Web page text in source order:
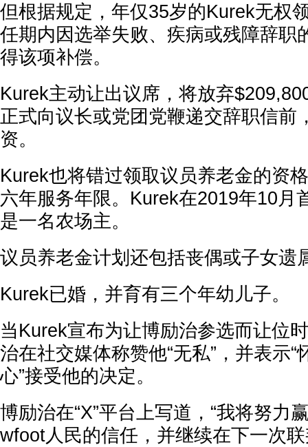
但根据规定，年仅35岁的Kurek无权
任期内因选举失败、疾病或残障辞职
得该项补偿。
Kurek主动让出议席，将放弃
正式向议长或党团党鞭递交辞职信前
资。
Kurek也将错过领取议员养老金的资
六年服务年限。Kurek在2019年10月
是一名农场主。
议员养老金计划还包括丧偶或子女遗
Kurek已婚，并育有三个年幼儿子。
当Kurek宣布为让博励治参选而让位
治在社交媒体称赞他“无私”，并表示
心”接受他的决定。
博励治在“X”平台上写道，“我将努力
wfoot人民的信任，并继续在下一次